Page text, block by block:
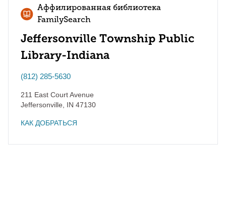
Аффилированная библиотека
FamilySearch
Jeffersonville Township Public
Library-Indiana
(812) 285-5630
211 East Court Avenue
Jeffersonville
IN 47130
КАК ДОБРАТЬСЯ